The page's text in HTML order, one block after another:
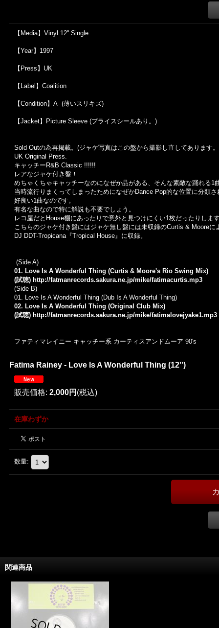
【Media】Vinyl 12'' Single
【Year】1997
【Press】UK
【Label】Coalition
【Condition】A- (薄いスリキズ)
【Jacket】Picture Sleeve (プライスシールあり。)
Sold Outの為再掲載。(ジャケ写真はこの盤から撮影し直してあります
UK Original Press.
キャッチーR&B Classic !!!!!!
レアなジャケ付き盤！
めちゃくちゃキャッチーなのになぜか品がある、そんな素敵な踊れる1
当時流行りまくってしまったためになぜかDance Pop的な位置に分類
好良い1曲なのです。
有名な曲なので特に解説も不要でしょう。
レコ屋だとHouse棚にあったりで意外と見つけにくい1枚だったりしま
こちらのジャケ付き盤にはジャケ無し盤には未収録のCurtis & Moore
DJ DDT-Tropicana『Tropical House』に収録。
(Side A)
01. Love Is A Wonderful Thing (Curtis & Moore's Rio Swing Mix)
(試聴) http://fatmanrecords.sakura.ne.jp/mike/fatimacurtis.mp3
(Side B)
01. Love Is A Wonderful Thing (Dub Is A Wonderful Thing)
02. Love Is A Wonderful Thing (Original Club Mix)
(試聴) http://fatmanrecords.sakura.ne.jp/mike/fatimalovejyake1.mp3
ファティマレイニー キャッチー系 カーティスアンドムーア 90's
Fatima Rainey - Love Is A Wonderful Thing (12'')
販売価格: 2,000円 (税込)
在庫わずか
数量:
関連商品